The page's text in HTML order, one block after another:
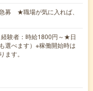
募 ★職場が気に入れば、
験者：時給1800円～★日
選べます）※稼働開始時は
す。